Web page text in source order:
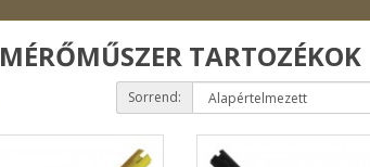
MÉRŐMŰSZER TARTOZÉKOK
Sorrend: